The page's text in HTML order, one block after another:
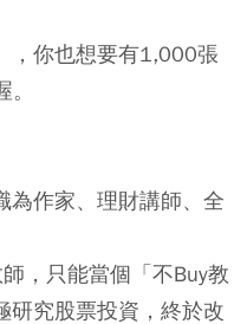
，你也想要有1,000張
為作家、理財講師、全
，只能當個「不Buy教
研究股票投資，終於改